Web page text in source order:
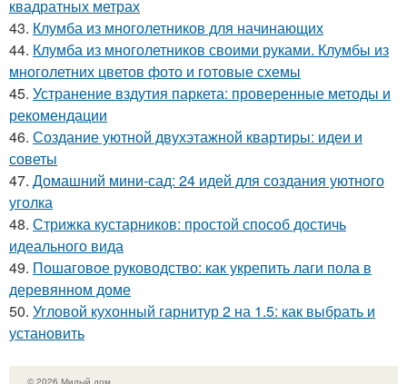
квадратных метрах
43. Клумба из многолетников для начинающих
44. Клумба из многолетников своими руками. Клумбы из
многолетних цветов фото и готовые схемы
45. Устранение вздутия паркета: проверенные методы и
рекомендации
46. Создание уютной двухэтажной квартиры: идеи и
советы
47. Домашний мини-сад: 24 идей для создания уютного
уголка
48. Стрижка кустарников: простой способ достичь
идеального вида
49. Пошаговое руководство: как укрепить лаги пола в
деревянном доме
50. Угловой кухонный гарнитур 2 на 1.5: как выбрать и
установить
© 2026 Милый дом